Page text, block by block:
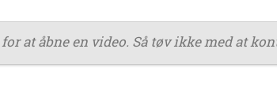
at åbne en video. Så tøv ikke med at